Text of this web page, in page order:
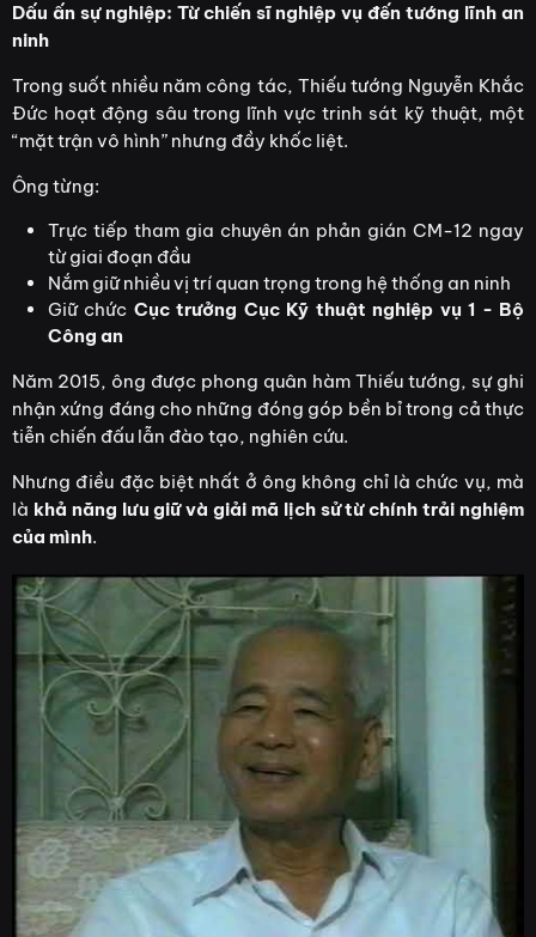
Dấu ấn sự nghiệp: Từ chiến sĩ nghiệp vụ đến tướng lĩnh an
ninh
Trong suốt nhiều năm công tác, Thiếu tướng Nguyễn Khắc
Đức hoạt động sâu trong lĩnh vực trinh sát kỹ thuật, một
“mặt trận vô hình” nhưng đầy khốc liệt.
Ông từng:
Trực tiếp tham gia chuyên án phản gián CM-12 ngay
từ giai đoạn đầu
Nắm giữ nhiều vị trí quan trọng trong hệ thống an ninh
Giữ chức Cục trưởng Cục Kỹ thuật nghiệp vụ 1 - Bộ
Công an
Năm 2015, ông được phong quân hàm Thiếu tướng, sự ghi
nhận xứng đáng cho những đóng góp bền bỉ trong cả thực
tiễn chiến đấu lẫn đào tạo, nghiên cứu.
Nhưng điều đặc biệt nhất ở ông không chỉ là chức vụ, mà
là khả năng lưu giữ và giải mã lịch sử từ chính trải nghiệm
của mình.